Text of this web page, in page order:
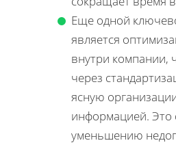
Еще одной
является
внутри компании,
через
ясную
информацией. Это
уменьшению